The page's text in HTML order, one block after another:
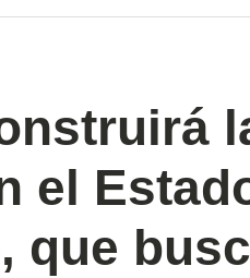
el
que